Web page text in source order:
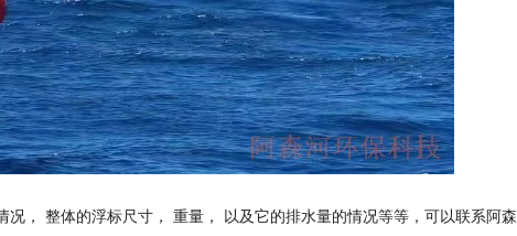
况， 整体的浮标尺寸， 重量， 以及它的排水量的情况等等，可以联系阿森